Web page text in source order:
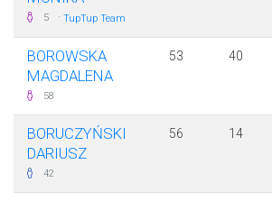
5 · TupTup Team
BOROWSKA
MAGDALENA
58
53 40
BORUCZYŃSKI
DARIUSZ
42
56 14